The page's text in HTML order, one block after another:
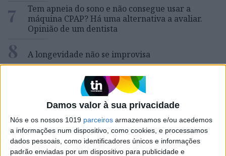
Damos valor à sua privacidade
Nós e os nossos 1019 parceiros armazenamos e/ou acedemos
a informações num dispositivo, como cookies, e processamos
dados pessoais, como identificadores únicos e informações
padrão enviadas por um dispositivo para publicidade e
7
Tem apneia do sono e não consegue usar a
máquina CPAP? Há uma alternativa a avaliar.
Opinião de um dentista
8 A longevidade não se improvisa
Abdominais “tradicionais” ou prancha? A
explicação de um professor de Educação Física
10 4 de agosto de 1578. D. Sebastião, Ceuta: a vida
complexa dos símbolos